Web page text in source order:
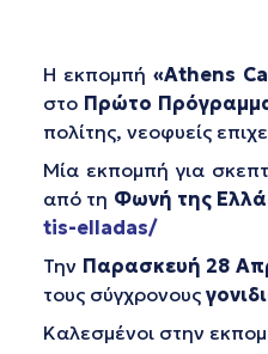
Η εκπομπή«Athens
στο Πρώτο
πολίτης, νεοφυείς
Μία εκπομπή για
από τη Φωνή της
tis-elladas/
Την Παρασκευή 28
τους σύγχρονους
Kαλεσμένοι στην